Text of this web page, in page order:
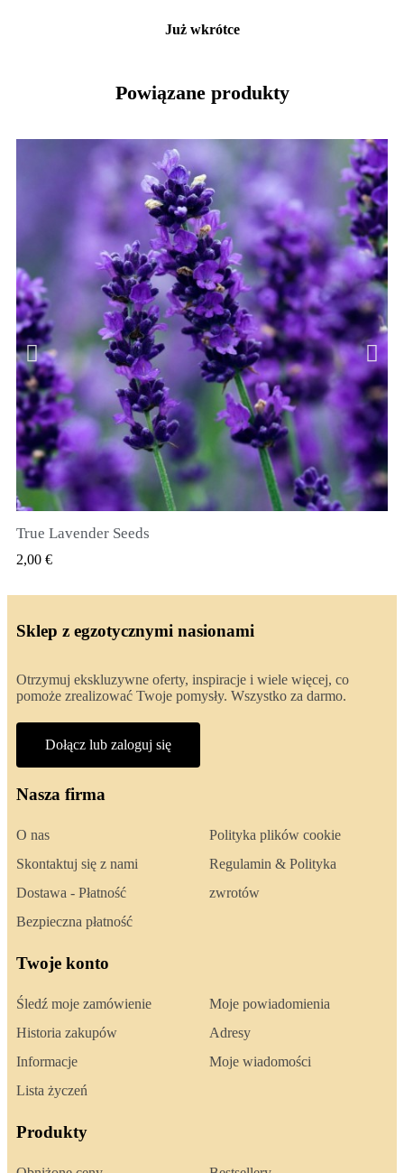
Już wkrótce
Powiązane produkty
SZYBKI PODGLĄD
True Lavender Seeds
2,00 €
Sklep z egzotycznymi nasionami
Otrzymuj ekskluzywne oferty, inspiracje i wiele więcej, co
pomoże zrealizować Twoje pomysły. Wszystko za darmo.
Dołącz lub zaloguj się
Nasza firma
O nas
Skontaktuj się z nami
Dostawa - Płatność
Bezpieczna płatność
Polityka plików cookie
Regulamin & Polityka
zwrotów
Twoje konto
Śledź moje zamówienie
Historia zakupów
Informacje
Lista życzeń
Moje powiadomienia
Adresy
Moje wiadomości
Produkty